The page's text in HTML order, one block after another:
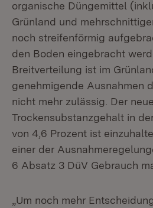
organische Düngemittel
Grünland und
noch streifenförmig
den Boden eingebracht
Breitverteilung ist im
genehmigende Ausnahmen
nicht mehr zulässig. Der neue
Trockensubstanzgehalt in
von 4,6 Prozent ist
einer der
6 Absatz 3 DüV Gebrauch
„Um noch mehr